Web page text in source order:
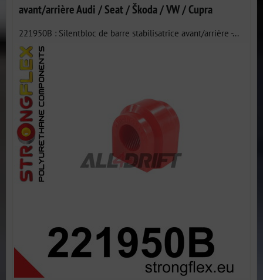
avant/arrière Audi / Seat / Škoda / VW / Cupra
221950B : Silentbloc de barre stabilisatrice avant/arrière -...